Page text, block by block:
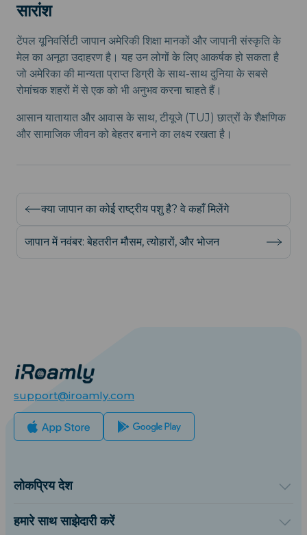
सारांश
टेंपल यूनिवर्सिटी जापान अमेरिकी शिक्षा मानकों और जापानी संस्कृति के
मेल का अनूठा उदाहरण है। यह उन लोगों के लिए आकर्षक हो सकता है
जो अमेरिका की मान्यता प्राप्त डिग्री के साथ-साथ दुनिया के सबसे
रोमांचक शहरों में से एक को भी अनुभव करना चाहते हैं।
आसान यातायात और आवास के साथ, टीयूजे (TUJ) छात्रों के शैक्षणिक
और सामाजिक जीवन को बेहतर बनाने का लक्ष्य रखता है।
क्या जापान का कोई राष्ट्रीय पशु है? वे कहाँ मिलेंगे
जापान में नवंबर: बेहतरीन मौसम, त्योहारों, और भोजन
support@iroamly.com
लोकप्रिय देश
यूनाइटेड किंगडम
हमारे साथ साझेदारी करें